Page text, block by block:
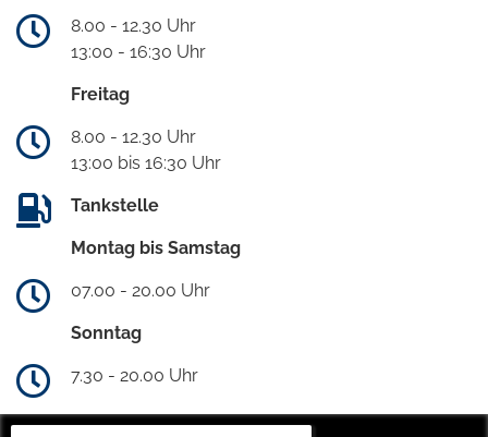
8.00 - 12.30 Uhr
13:00 - 16:30 Uhr
Freitag
8.00 - 12.30 Uhr
13:00 bis 16:30 Uhr
Tankstelle
Montag bis Samstag
07.00 - 20.00 Uhr
Sonntag
7.30 - 20.00 Uhr